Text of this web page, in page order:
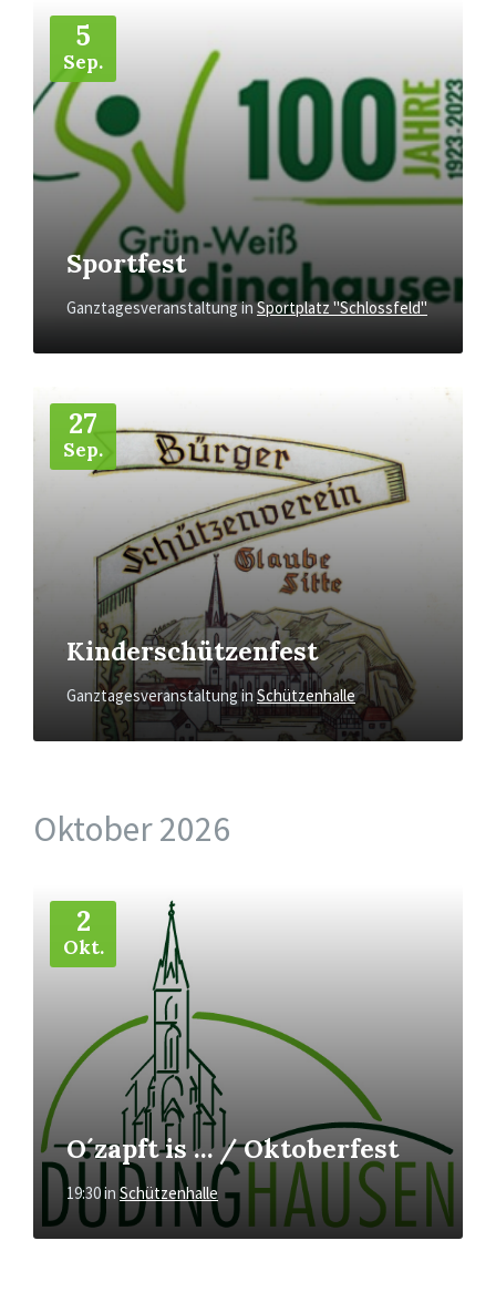
5
Sep.
Sportfest
GanztagesveranstaltunginSportplatz "Schlossfeld"
27
Sep.
Kinderschützenfest
GanztagesveranstaltunginSchützenhalle
Oktober 2026
2
Okt.
O´zapft is … / Oktoberfest
19:30in Schützenhalle